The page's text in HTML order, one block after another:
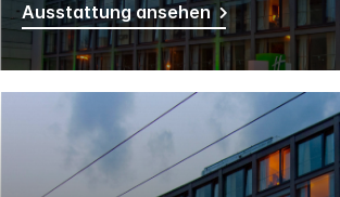
Ausstattung ansehen